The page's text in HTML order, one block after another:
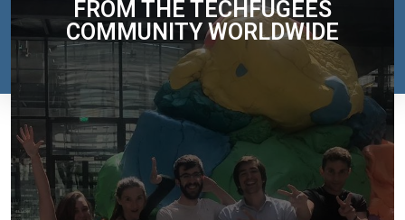
FROM THE TECHFUGEES
COMMUNITY WORLDWIDE